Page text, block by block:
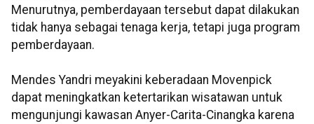
Menurutnya, pemberdayaan tersebut dapat dilakukan
tidak hanya sebagai tenaga kerja, tetapi juga program
pemberdayaan.
Mendes Yandri meyakini keberadaan Movenpick
dapat meningkatkan ketertarikan wisatawan untuk
mengunjungi kawasan Anyer-Carita-Cinangka karena